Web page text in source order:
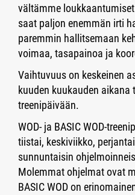
vältämme
saat paljon enemmän irti
paremmin hallitsemaan
voimaa, tasapainoa ja
Vaihtuvuus on keskeinen
kuuden kuukauden
treenipäivään.
WOD- ja BASIC WOD-
tiistai, keskiviikko,
sunnuntaisin
Molemmat ohjelmat ovat
BASIC WOD on